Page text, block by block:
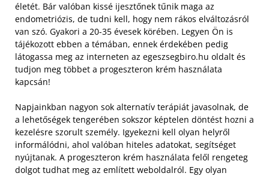
életét. Bár valóban kissé ijesztőnek tűnik maga az
endometriózis, de tudni kell, hogy nem rákos elváltozásról
van szó. Gyakori a 20-35 évesek körében. Legyen Ön is
tájékozott ebben a témában, ennek érdekében pedig
látogassa meg az interneten az egeszsegbiro.hu oldalt és
tudjon meg többet a progeszteron krém használata
kapcsán!
Napjainkban nagyon sok alternatív terápiát javasolnak, de
a lehetőségek tengerében sokszor képtelen döntést hozni a
kezelésre szorult személy. Igyekezni kell olyan helyről
informálódni, ahol valóban hiteles adatokat, segítséget
nyújtanak. A progeszteron krém használata felől rengeteg
dolgot tudhat meg az említett weboldalról. Egy olyan